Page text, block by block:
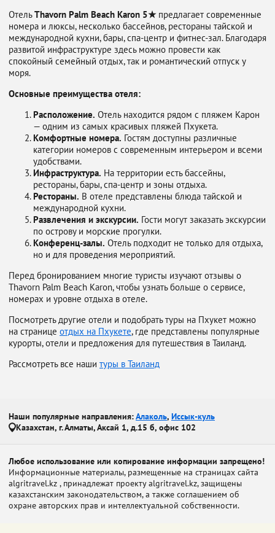
ОтельThavorn Palm Beach Karon 5★предлагает современные
номера и люксы, несколько бассейнов, рестораны тайской и
международной кухни, бары, спа-центр и фитнес-зал. Благодаря
развитой инфраструктуре здесь можно провести как
спокойный семейный отдых, так и романтический отпуск у
моря.
Основные преимущества отеля:
Расположение. Отель находится рядом с пляжем Карон
— одним из самых красивых пляжей Пхукета.
Комфортные номера. Гостям доступны различные
категории номеров с современным интерьером и всеми
удобствами.
Инфраструктура. На территории есть бассейны,
рестораны, бары, спа-центр и зоны отдыха.
Рестораны. В отеле представлены блюда тайской и
международной кухни.
Развлечения и экскурсии. Гости могут заказать экскурсии
по острову и морские прогулки.
Конференц-залы. Отель подходит не только для отдыха,
но и для проведения мероприятий.
Перед бронированием многие туристы изучают отзывы о
Thavorn Palm Beach Karon, чтобы узнать больше о сервисе,
номерах и уровне отдыха в отеле.
Посмотреть другие отели и подобрать туры на Пхукет можно
на странице отдых на Пхукете, где представлены популярные
курорты, отели и предложения для путешествия в Таиланд.
Рассмотреть все наши туры в Таиланд
Наши популярные направления:Алаколь, Иссык-куль
Казахстан, г. Алматы, Аксай 1, д.15 б, офис 102
Любое использование или копирование информации запрещено!
Информационные материалы, размещенные на страницах сайта
algritravel.kz , принадлежат проекту algritravel.kz, защищены
казахстанским законодательством, а также соглашением об
охране авторских прав и интеллектуальной собственности.